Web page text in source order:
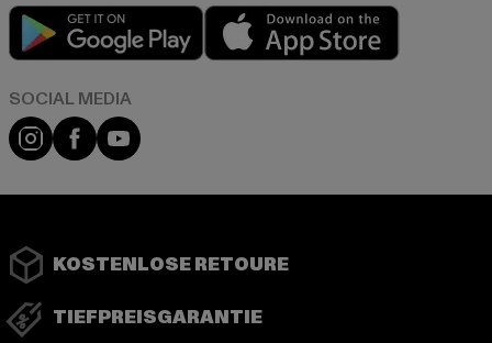
Play market
Instagram
FacebookYouTube
KOSTENLOSE RETOURE
TIEFPREISGARANTIE